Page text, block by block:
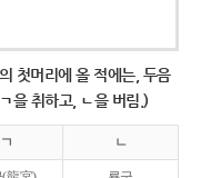
첫머리에 올 적에는, 두음
을 취하고, ㄴ을 버림.)
ㄱ ㄴ